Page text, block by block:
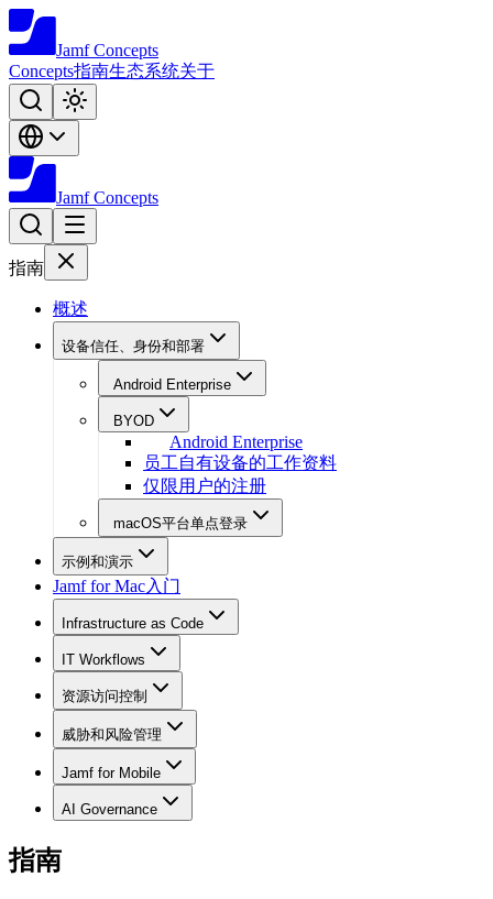
Jamf Concepts
Concepts指南生态系统关于
Jamf Concepts
指南
概述
设备信任、身份和部署
Android Enterprise
BYOD
Android Enterprise
员工自有设备的工作资料
仅限用户的注册
macOS平台单点登录
示例和演示
Jamf for Mac入门
Infrastructure as Code
IT Workflows
资源访问控制
威胁和风险管理
Jamf for Mobile
AI Governance
指南